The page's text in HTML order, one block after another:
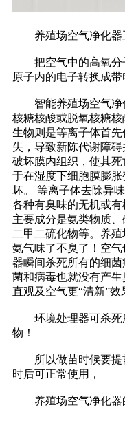
养殖场空气净化器
把空气中的高氧分
原子内的电子转换成带
智能养殖场空气净
核糖核酸或脱氧核糖
生物则是等离子体首
失，导致新陈代谢障
破坏膜内组织，使其
于在湿度下细胞膜膨
坏。 等离子体去除异
各种有臭味的无机或
主要成分是氨类物质、
二甲二硫化物等。养
氨气味了不臭了！空
器瞬间杀死所有的细
菌和病毒也就没有产
直观及空气更“清新”效
环境处理器可杀死
物！
所以做苗时候要提
时后可正常使用，
养殖场空气净化器